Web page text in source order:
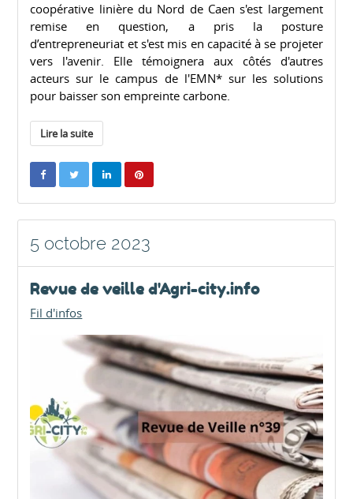
coopérative linière du Nord de Caen s'est largement
remise en question, a pris la posture
d’entrepreneuriat et s'est mis en capacité à se projeter
vers l'avenir. Elle témoignera aux côtés d'autres
acteurs sur le campus de l'EMN* sur les solutions
pour baisser son empreinte carbone.
Lire la suite
5 octobre 2023
Revue de veille d'Agri-city.info
Fil d'infos